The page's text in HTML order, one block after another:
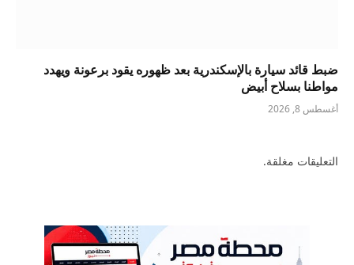
ضبط قائد سيارة بالإسكندرية بعد ظهوره يقود برعونة ويهدد
مواطنا بسلاح أبيض
أغسطس 8, 2026
التعليقات مغلقة.